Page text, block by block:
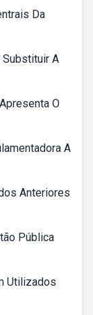
Da
A
O
A
Anteriores
Pública
Utilizados